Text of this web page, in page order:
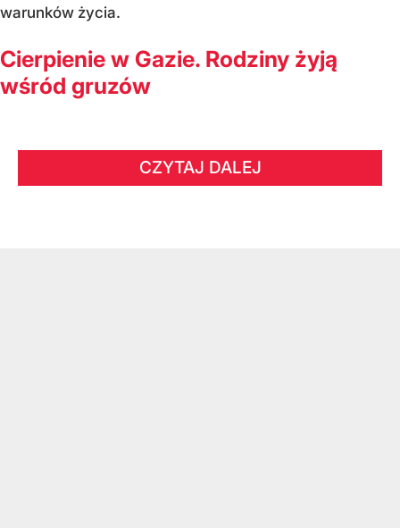
warunków życia.
Cierpienie w Gazie. Rodziny żyją
wśród gruzów
CZYTAJ DALEJ